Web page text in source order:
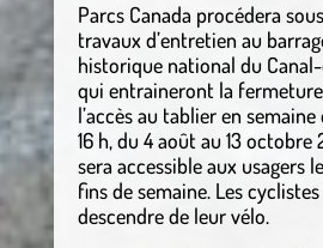
Parcs Canada procédera
travaux d’entretien au
historique national du
qui entraineront la
l’accès au tablier en
16 h, du 4 août au 13 octobre
sera accessible aux usagers
fins de semaine. Les
descendre de leur vélo.